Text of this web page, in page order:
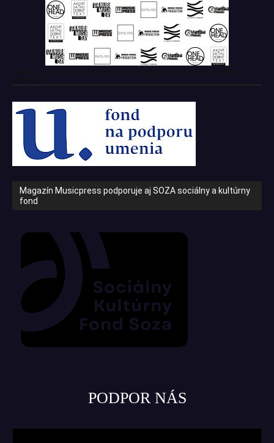
Magazín Musicpress podporuje aj SOZA sociálny a kultúrny
fond
PODPOR NÁS